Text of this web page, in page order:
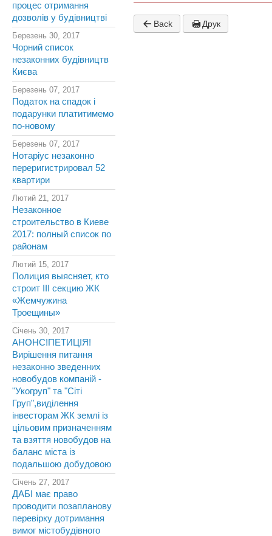
процес отримання
дозволів у будівництві
Березень 30, 2017
Чорний список
незаконних будівництв
Києва
Березень 07, 2017
Податок на спадок і
подарунки платитимемо
по-новому
Березень 07, 2017
Нотаріус незаконно
переригистрировал 52
квартири
Лютий 21, 2017
Незаконное
строительство в Киеве
2017: полный список по
районам
Лютий 15, 2017
Полиция выясняет, кто
строит III секцию ЖК
«Жемчужина
Троещины»
Січень 30, 2017
АНОНС!ПЕТИЦІЯ!
Вирішення питання
незаконно зведенних
новобудов компаній -
"Укогруп" та "Сіті
Груп",виділення
інвесторам ЖК землі із
цільовим призначенням
та взяття новобудов на
баланс міста із
подальшою добудовою
Січень 27, 2017
ДАБІ має право
проводити позапланову
перевірку дотримання
вимог містобудівного
Back Друк